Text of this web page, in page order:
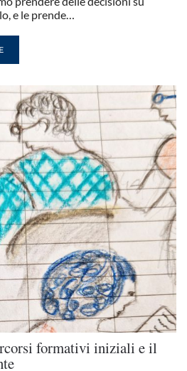
e le prende…
formativi iniziali e il